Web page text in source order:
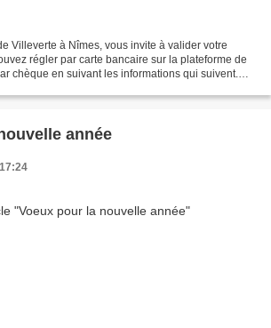
Villeverte à Nîmes, vous invite à valider votre
régler par carte bancaire sur la plateforme de
chèque en suivant les informations qui suivent.
année